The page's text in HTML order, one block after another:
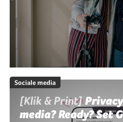
Sociale media
[Klik & Print]
media? Ready? Set